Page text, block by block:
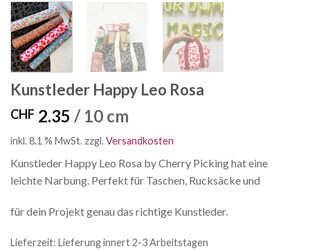
Kunstleder Happy Leo Rosa
CHF 2.35 / 10 cm
inkl. 8.1 % MwSt. zzgl.Versandkosten
Kunstleder Happy Leo Rosa by Cherry Picking hat eine
leichte Narbung. Perfekt für Taschen, Rucksäcke und
für dein Projekt genau das richtige Kunstleder.
Lieferzeit: Lieferung innert 2-3 Arbeitstagen